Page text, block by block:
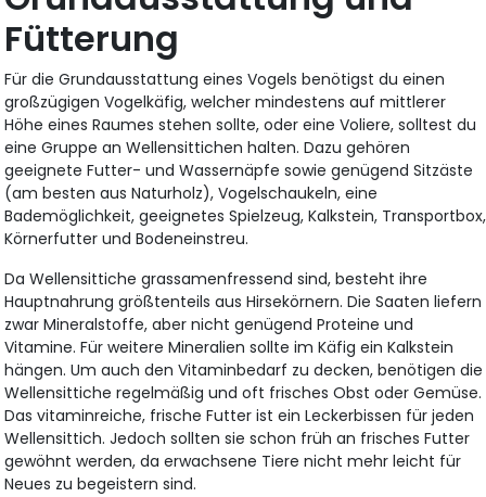
Fütterung
Für die Grundausstattung eines Vogels benötigst du einen
großzügigen Vogelkäfig, welcher mindestens auf mittlerer
Höhe eines Raumes stehen sollte, oder eine Voliere, solltest du
eine Gruppe an Wellensittichen halten. Dazu gehören
geeignete Futter- und Wassernäpfe sowie genügend Sitzäste
(am besten aus Naturholz), Vogelschaukeln, eine
Bademöglichkeit, geeignetes Spielzeug, Kalkstein, Transportbox,
Körnerfutter und Bodeneinstreu.
Da Wellensittiche grassamenfressend sind, besteht ihre
Hauptnahrung größtenteils aus Hirsekörnern. Die Saaten liefern
zwar Mineralstoffe, aber nicht genügend Proteine und
Vitamine. Für weitere Mineralien sollte im Käfig ein Kalkstein
hängen. Um auch den Vitaminbedarf zu decken, benötigen die
Wellensittiche regelmäßig und oft frisches Obst oder Gemüse.
Das vitaminreiche, frische Futter ist ein Leckerbissen für jeden
Wellensittich. Jedoch sollten sie schon früh an frisches Futter
gewöhnt werden, da erwachsene Tiere nicht mehr leicht für
Neues zu begeistern sind.